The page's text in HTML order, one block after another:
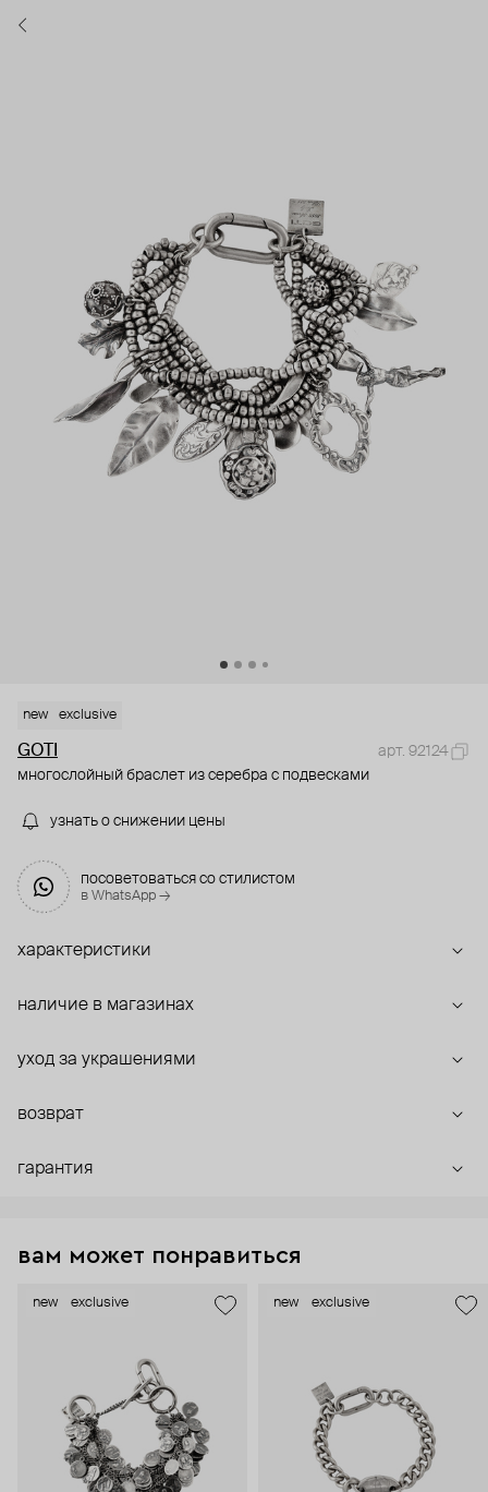
new exclusive
GOTI
арт. 92124
многослойный браслет из серебра с подвесками
узнать о снижении цены
посоветоваться со стилистом
в WhatsApp →
характеристики
наличие в магазинах
уход за украшениями
возврат
гарантия
вам может понравиться
new exclusive new exclusive